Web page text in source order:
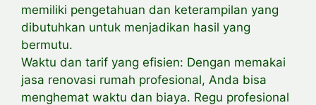
memiliki pengetahuan dan keterampilan yang
dibutuhkan untuk menjadikan hasil yang
bermutu.
Waktu dan tarif yang efisien: Dengan memakai
jasa renovasi rumah profesional, Anda bisa
menghemat waktu dan biaya. Regu profesional